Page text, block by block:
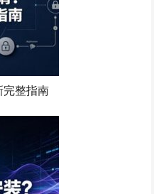
完整指南